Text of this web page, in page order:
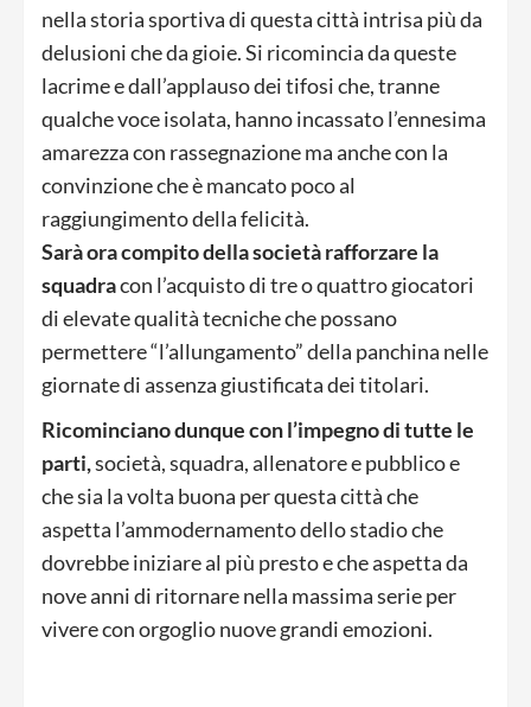
nella storia sportiva di questa città intrisa più da
delusioni che da gioie. Si ricomincia da queste
lacrime e dall’applauso dei tifosi che, tranne
qualche voce isolata, hanno incassato l’ennesima
amarezza con rassegnazione ma anche con la
convinzione che è mancato poco al
raggiungimento della felicità.
Sarà ora compito della società rafforzare la
squadracon l’acquisto di tre o quattro giocatori
di elevate qualità tecniche che possano
permettere “l’allungamento” della panchina nelle
giornate di assenza giustificata dei titolari.
Ricominciano dunque con l’impegno di tutte le
parti,società, squadra, allenatore e pubblico e
che sia la volta buona per questa città che
aspetta l’ammodernamento dello stadio che
dovrebbe iniziare al più presto e che aspetta da
nove anni di ritornare nella massima serie per
vivere con orgoglio nuove grandi emozioni.